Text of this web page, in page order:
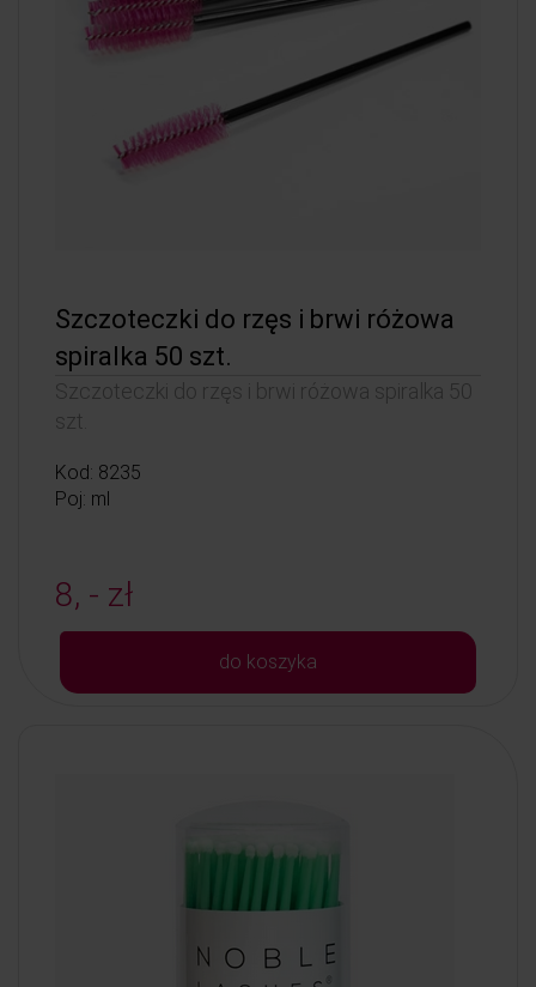
Szczoteczki do rzęs i brwi różowa
spiralka 50 szt.
Szczoteczki do rzęs i brwi różowa spiralka 50
szt.
Kod: 8235
Poj: ml
8, - zł
do koszyka